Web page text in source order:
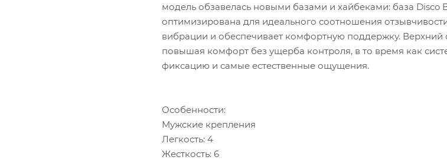
модель обзавелась новыми базами и хайбеками: база Disco
оптимизирована для идеального соотношения
вибрации и обеспечивает комфортную поддержку. Верхний
повышая комфорт без ущерба контроля, в то время как
фиксацию и самые естественные ощущения.
Особенности:
Мужские крепления
Легкость: 4
Жесткость: 6